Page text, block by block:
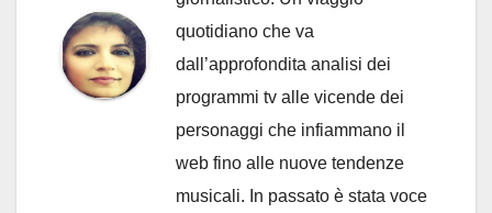
quotidiano che va
dall’approfondita analisi dei
programmi tv alle vicende dei
personaggi che infiammano il
web fino alle nuove tendenze
musicali. In passato è stata voce